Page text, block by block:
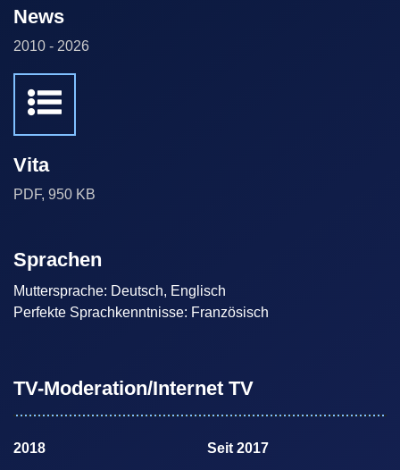
News
2010 - 2026
Vita
PDF, 950 KB
Sprachen
Muttersprache: Deutsch, Englisch
Perfekte Sprachkenntnisse: Französisch
TV-Moderation/Internet TV
2018
Seit 2017